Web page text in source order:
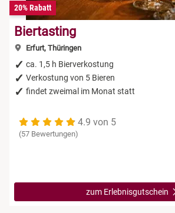
20% Rabatt
Biertasting
Erfurt, Thüringen
ca. 1,5 h Bierverkostung
Verkostung von 5 Bieren
findet zweimal im Monat statt
4.9 von 5
(57 Bewertungen)
zum Erlebnisgutschein